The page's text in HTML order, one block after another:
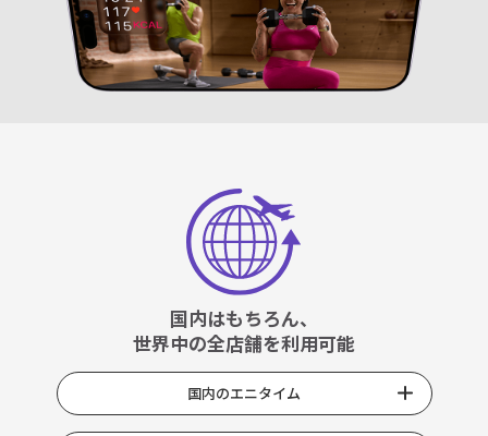
国内はもちろん、
世界中の全店舗を利用可能
国内のエニタイム